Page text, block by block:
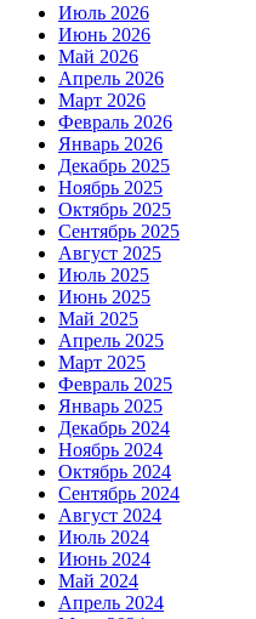
Июль 2026
Июнь 2026
Май 2026
Апрель 2026
Март 2026
Февраль 2026
Январь 2026
Декабрь 2025
Ноябрь 2025
Октябрь 2025
Сентябрь 2025
Август 2025
Июль 2025
Июнь 2025
Май 2025
Апрель 2025
Март 2025
Февраль 2025
Январь 2025
Декабрь 2024
Ноябрь 2024
Октябрь 2024
Сентябрь 2024
Август 2024
Июль 2024
Июнь 2024
Май 2024
Апрель 2024